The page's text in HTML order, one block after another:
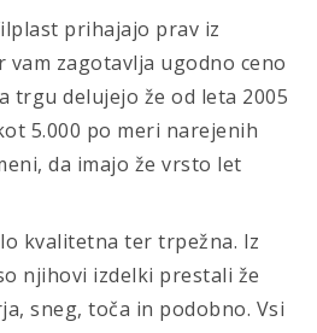
prihajajo prav iz
vam zagotavlja ugodno ceno
trgu delujejo že od leta 2005
5.000 po meri narejenih
da imajo že vrsto let
kvalitetna ter trpežna. Iz
njihovi izdelki prestali že
sneg, toča in podobno. Vsi